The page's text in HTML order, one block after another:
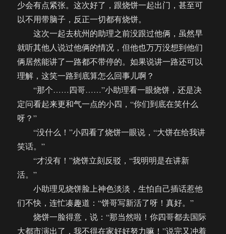
少会有点紧张。这次好了，跟烧饼一起出门，甚至可
以不用带脑子，反正一切都有烧饼。
这次一起去杭州的助理之前没跟过他俩，虽然早
就听其他人说过他俩的情况，但他也万万没想到他们
俩居然能讲了一路都不带停的。如果说讲一路还可以
理解，这笑一路到底算怎么回事儿啊？
“那个……四哥……”小助理看一眼烧饼，还是决
定问看起来更和气一点的小四，“你们到底在笑什么
呀？”
“没什么！”小四看了烧饼一眼说，“大饼在给我讲
笑话。”
“才没有！”烧饼立刻反驳，“我明明是在讲新
活。”
小助理见烧饼脸上神色淡淡，生怕自己插话惹他
们不快，连忙凑趣道：“饼哥写新活了呀！真好。”
烧饼一脸得意，说：“那当然啦！你四哥都去国际
大都市演出了，我不得在家好好努力嘛！”说完又冲着